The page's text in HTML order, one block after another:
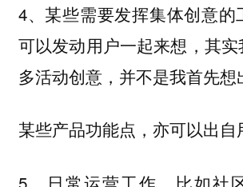
4、某些需要发挥集体创意的
可以发动用户一起来想，其
多活动创意，并不是我首先想
某些产品功能点，亦可以出自
5、日常运营工作，比如社